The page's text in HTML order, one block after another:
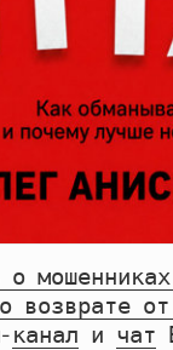
о
возврате
канал и чат